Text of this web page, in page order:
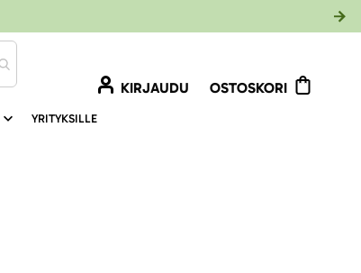
KIRJAUDU
OSTOSKORI
YRITYKSILLE